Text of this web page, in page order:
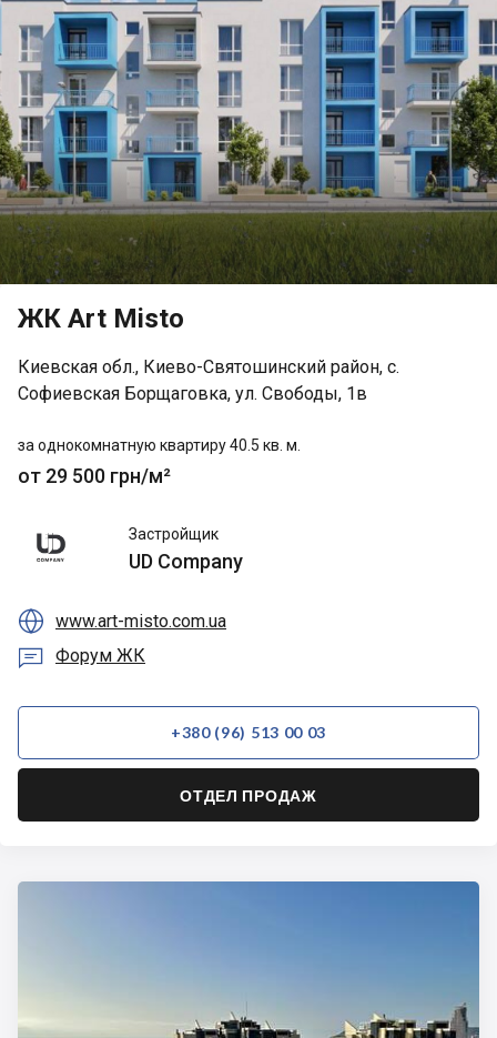
ЖК Art Misto
Киевская обл., Киево-Святошинский район, с.
Софиевская Борщаговка, ул. Свободы, 1в
за однокомнатную квартиру 40.5 кв. м.
от 29 500 грн/м²
Company
Застройщик
UD Company
 www.art-misto.com.ua
 Форум ЖК
+380 (96) 513 00 03
ОТДЕЛ ПРОДАЖ